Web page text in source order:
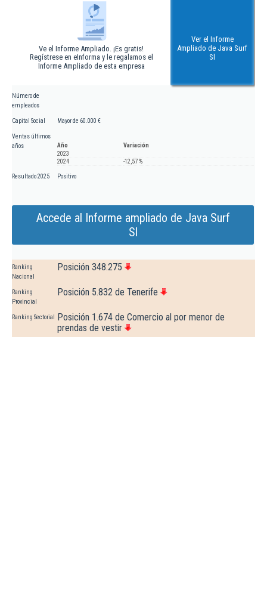
Ve el Informe Ampliado. ¡Es gratis!
Regístrese en eInforma y le regalamos el
Informe Ampliado de esta empresa
Ver el Informe
Ampliado de Java Surf
Sl
Número de
empleados
Capital Social Mayor de 60.000 €
Ventas últimos
años
Año
Variación
2023
2024
-12,57 %
Resultado 2025 Positivo
Accede al Informe ampliado de Java Surf
Sl
Ranking
Nacional
Posición 348.275
Ranking
Provincial
Posición 5.832 de Tenerife
Ranking Sectorial
Posición 1.674 de Comercio al por menor de
prendas de vestir